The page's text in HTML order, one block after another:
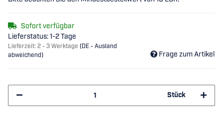
Sofort verfügbar
Lieferstatus: 1-2 Tage
Lieferzeit: 2 - 3 Werktage (DE - Ausland
abweichend)
Frage zum Artikel
Stück